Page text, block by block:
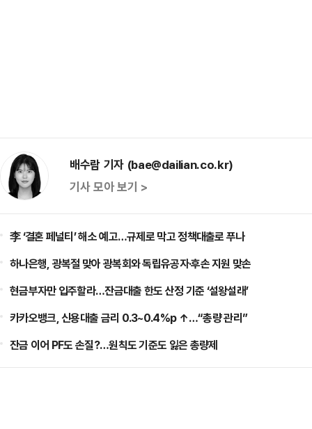
배수람 기자 (bae@dailian.co.kr)
기사 모아 보기 >
李 ‘결혼 페널티’ 해소 예고…규제로 막고 정책대출로 푸나
하나은행, 광복절 맞아 광복회와 독립유공자·후손 지원 맞손
현금부자만 입주할라…잔금대출 한도 산정 기준 ‘설왕설래’
카카오뱅크, 신용대출 금리 0.3~0.4%p ↑…“총량 관리”
잔금 이어 PF도 손질?…원칙도 기준도 잃은 총량제